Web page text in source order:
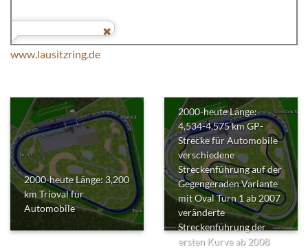
www.lausitzring.de
2000-heute Länge: 3,200
km Trioval für
Automobile
2000-heute Länge:
4,534-4,575 km GP-
Strecke für Automobile
verschiedene
Streckenführung auf der
Gegengeraden Variante
mit Oval Turn 1 ab 2007
veränderte
Streckenführung der
ersten Kurve ab 2008